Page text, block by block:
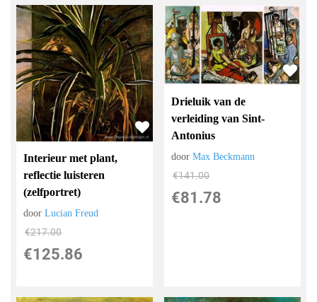
Interieur met plant,
reflectie luisteren
(zelfportret)
doorLucian Freud
€217.00
€125.86
Drieluik van de
verleiding van Sint-
Antonius
doorMax Beckmann
€141.00
€81.78